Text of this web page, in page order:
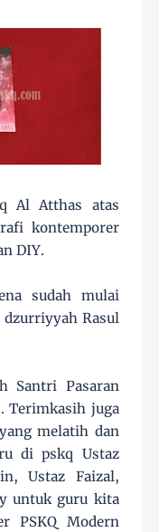
Al Atthas atas
kontemporer
DIY.
sudah mulai
Rasul
Santri Pasaran
Terimkasih juga
melatih dan
di pskq Ustaz
Ustaz Faizal,
untuk guru kita
PSKQ Modern